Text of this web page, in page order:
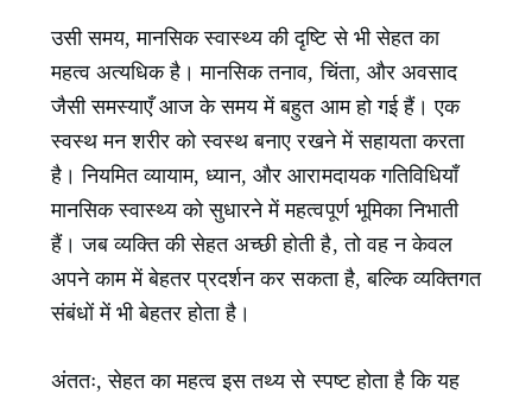
उसी समय, मानसिक स्वास्थ्य की दृष्टि से भी सेहत का
महत्व अत्यधिक है। मानसिक तनाव, चिंता, और अवसाद
जैसी समस्याएँ आज के समय में बहुत आम हो गई हैं। एक
स्वस्थ मन शरीर को स्वस्थ बनाए रखने में सहायता करता
है। नियमित व्यायाम, ध्यान, और आरामदायक गतिविधियाँ
मानसिक स्वास्थ्य को सुधारने में महत्वपूर्ण भूमिका निभाती
हैं। जब व्यक्ति की सेहत अच्छी होती है, तो वह न केवल
अपने काम में बेहतर प्रदर्शन कर सकता है, बल्कि व्यक्तिगत
संबंधों में भी बेहतर होता है।
अंततः, सेहत का महत्व इस तथ्य से स्पष्ट होता है कि यह